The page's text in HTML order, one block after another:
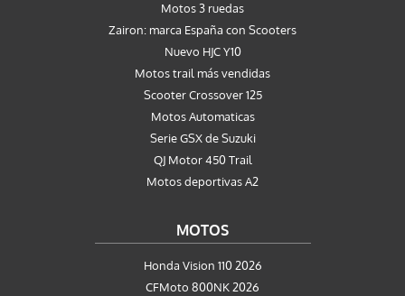
Motos 3 ruedas
Zairon: marca España con Scooters
Nuevo HJC Y10
Motos trail más vendidas
Scooter Crossover 125
Motos Automaticas
Serie GSX de Suzuki
QJ Motor 450 Trail
Motos deportivas A2
MOTOS
Honda Vision 110 2026
CFMoto 800NK 2026